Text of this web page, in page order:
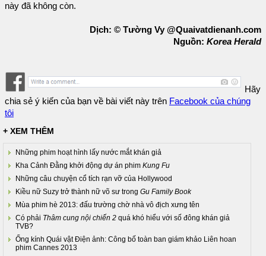
này đã không còn.
Dịch: © Tường Vy @Quaivatdienanh.com
Nguồn: Korea Herald
Hãy
chia sẻ ý kiến của bạn về bài viết này trên Facebook của chúng
tôi
+ XEM THÊM
Những phim hoạt hình lấy nước mắt khán giả
Kha Cảnh Đằng khởi động dự án phim Kung Fu
Những câu chuyện cổ tích rạn vỡ của Hollywood
Kiều nữ Suzy trở thành nữ võ sư trong Gu Family Book
Mùa phim hè 2013: đấu trường chờ nhà vô địch xưng tên
Có phải Thâm cung nội chiến 2 quá khó hiểu với số đông khán giả
TVB?
Ống kính Quái vật Điện ảnh: Công bố toàn ban giám khảo Liên hoan
phim Cannes 2013